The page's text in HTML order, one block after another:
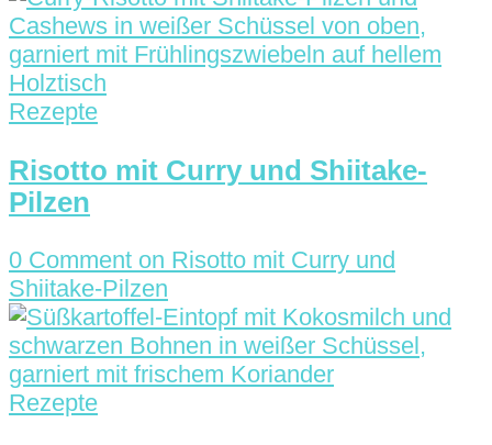
Rezepte
Risotto mit Curry und Shiitake-
Pilzen
0 Comment on Risotto mit Curry und
Shiitake-Pilzen
Rezepte